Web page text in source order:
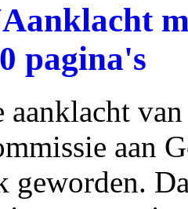
Aanklacht
pagina's
aanklacht
aan
geworden.